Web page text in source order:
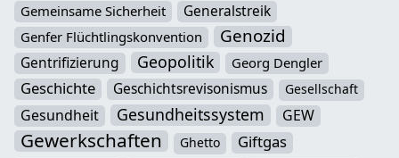
Gemeinsame Sicherheit
Generalstreik
Genfer Flüchtlingskonvention Genozid
Gentrifizierung Geopolitik Georg Dengler
Geschichte Geschichtsrevisonismus Gesellschaft
Gesundheit Gesundheitssystem GEW
Gewerkschaften Ghetto Giftgas